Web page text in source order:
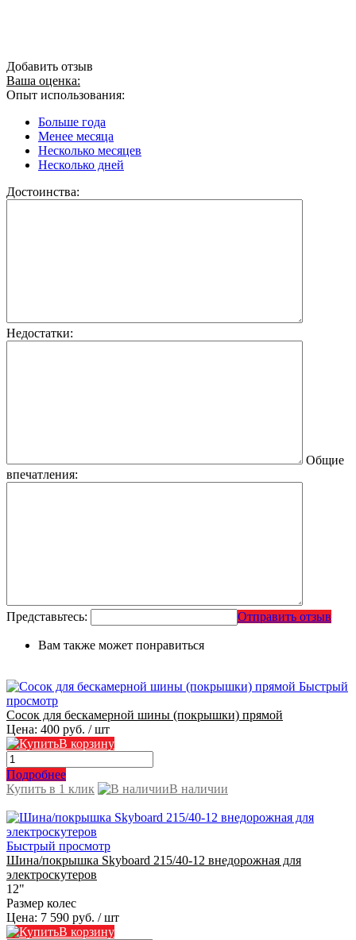
Добавить отзыв
Ваша оценка:
Опыт использования:
Больше года
Менее месяца
Несколько месяцев
Несколько дней
Достоинства:
Недостатки:
Общие
впечатления:
Представьтесь: Отправить отзыв
Вам также может понравиться
Быстрый
просмотр
Сосок для бескамерной шины (покрышки) прямой
Цена: 400 руб. / шт
В корзину
Подробнее
Купить в 1 клик
В наличии
Быстрый просмотр
Шина/покрышка Skyboard 215/40-12 внедорожная для
электроскутеров
12"
Размер колес
Цена: 7 590 руб. / шт
В корзину